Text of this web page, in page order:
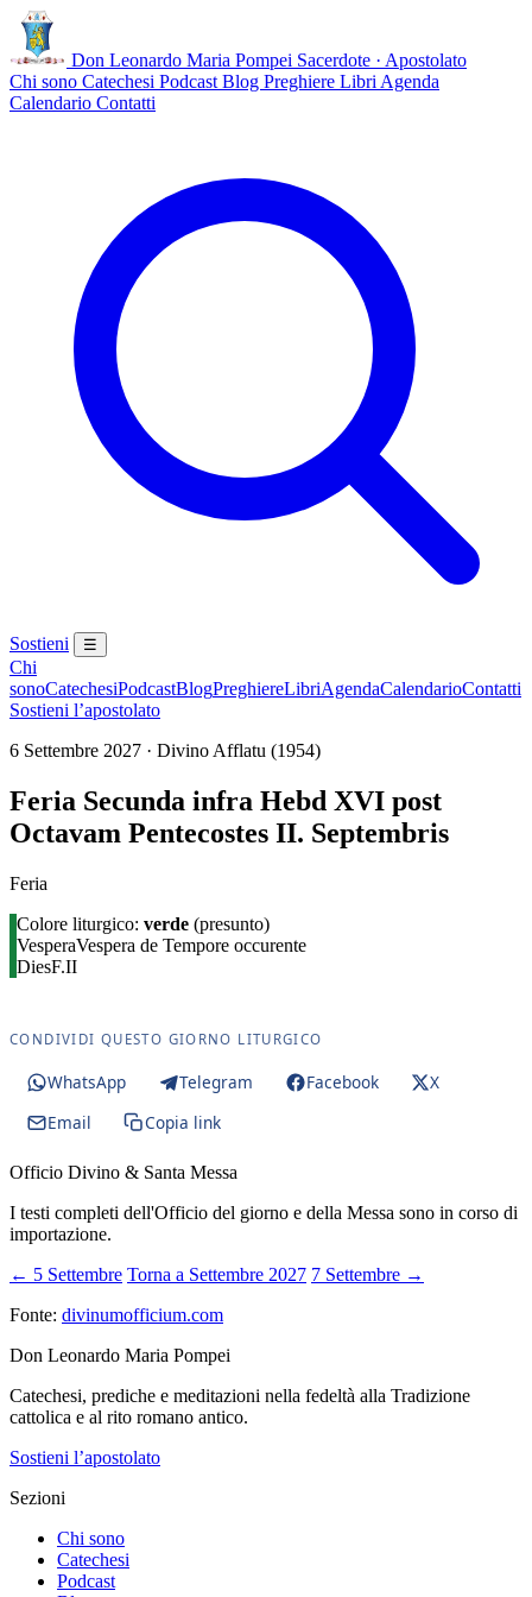
Don Leonardo Maria Pompei Sacerdote · Apostolato
Chi sono Catechesi Podcast Blog Preghiere Libri Agenda
Calendario Contatti
Sostieni ☰
Chi
sonoCatechesiPodcastBlogPreghiereLibriAgendaCalendarioContatti
Sostieni l’apostolato
6 Settembre 2027 · Divino Afflatu (1954)
Feria Secunda infra Hebd XVI post
Octavam Pentecostes II. Septembris
Feria
Colore liturgico: verde (presunto)
VesperaVespera de Tempore occurente
DiesF.II
CONDIVIDI QUESTO GIORNO LITURGICO
WhatsApp Telegram Facebook
X
Email
Copia link
Officio Divino & Santa Messa
I testi completi dell'Officio del giorno e della Messa sono in corso di
importazione.
← 5 Settembre Torna a Settembre 2027 7 Settembre →
Fonte: divinumofficium.com
Don Leonardo Maria Pompei
Catechesi, prediche e meditazioni nella fedeltà alla Tradizione
cattolica e al rito romano antico.
Sostieni l’apostolato
Sezioni
Chi sono
Catechesi
Podcast